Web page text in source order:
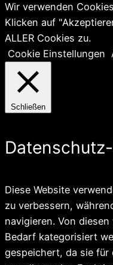
Wir verwenden
Klicken auf
ALLER Cookies zu.
Cookie Einstellungen
Schließen
Diese Website
zu verbessern,
navigieren. Von
Bedarf kategorisiert
gespeichert, da sie für